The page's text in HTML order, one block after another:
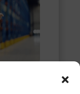
Raum